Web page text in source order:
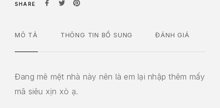
SHARE
MÔ TẢ THÔNG TIN BỔ SUNG ĐÁNH GIÁ
Đang mê mệt nhà này nên là em lại nhập thêm mấy
mã siêu xịn xò ạ.